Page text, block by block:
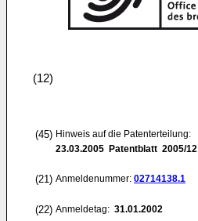
(12)
(45) Hinweis auf die Patenterteilung:
23.03.2005 Patentblatt 2005/12
(21) Anmeldenummer: 02714138.1
(22) Anmeldetag: 31.01.2002